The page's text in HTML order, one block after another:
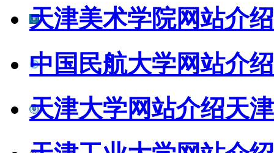
天津美术学院网站介绍
中国民航大学网站介绍
天津大学网站介绍天